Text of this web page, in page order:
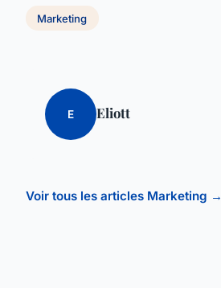
Marketing
E Eliott
Voir tous les articles Marketing →